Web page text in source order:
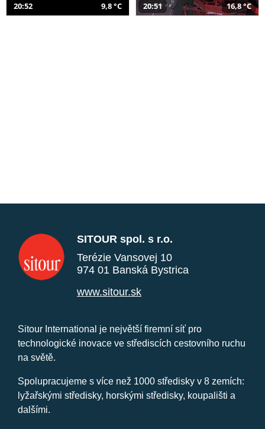
20:52 9,8 °C 20:51 16,8 °C
SITOUR spol. s r.o.
Terézie Vansovej 10
974 01 Banská Bystrica
www.sitour.sk
Sitour International je největší firemní síť pro
technologické inovace ve střediscích cestovního ruchu
na světě.
Spolupracujeme s více než 1000 středisky v 8 zemích:
lyžařskými středisky, horskými středisky, koupališti a
dalšími.